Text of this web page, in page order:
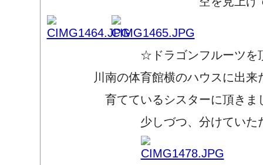
☆ドラゴンフルーツを頂き
川南の体育館横のハウスに出来た
育てているシスターに頂きまし
少しづつ、分けていただき